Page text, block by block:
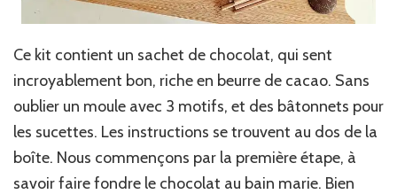
Ce kit contient un sachet de chocolat, qui sent
incroyablement bon, riche en beurre de cacao. Sans
oublier un moule avec 3 motifs, et des bâtonnets pour
les sucettes. Les instructions se trouvent au dos de la
boîte. Nous commençons par la première étape, à
savoir faire fondre le chocolat au bain marie. Bien